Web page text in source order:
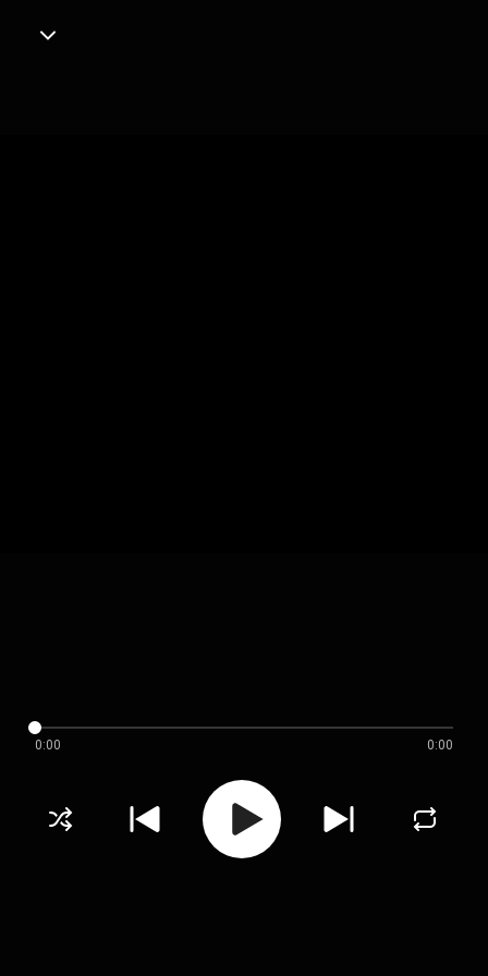
0:00 0:00